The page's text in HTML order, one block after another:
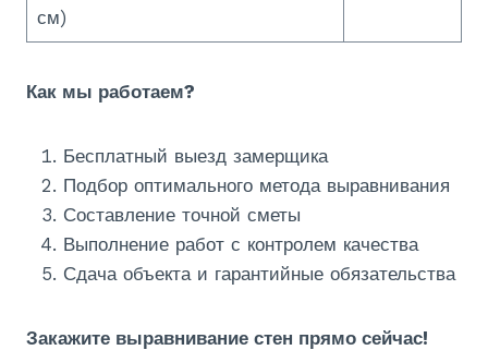
см)
Как мы работаем?
Бесплатный выезд замерщика
Подбор оптимального метода выравнивания
Составление точной сметы
Выполнение работ с контролем качества
Сдача объекта и гарантийные обязательства
Закажите выравнивание стен прямо сейчас!